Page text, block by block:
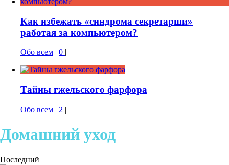
Как избежать «синдрома секретарши»
работая за компьютером?
Обо всем 0
Тайны гжельского фарфора
Обо всем | 2 |
Домашний уход
Последний